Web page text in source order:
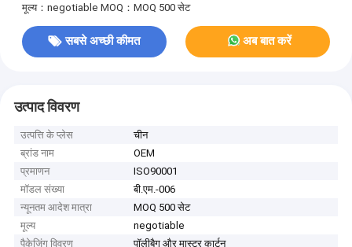
मूल्य：negotiable MOQ：MOQ 500 सेट
सबसे अच्छी कीमत अब बात करें
उत्पाद विवरण
उत्पत्ति के प्लेस
चीन
ब्रांड नाम
OEM
प्रमाणन
ISO90001
मॉडल संख्या
बी.एम.-006
न्यूनतम आदेश मात्रा
MOQ 500 सेट
मूल्य
negotiable
पैकेजिंग विवरण
पॉलीबैग और मास्टर कार्टन